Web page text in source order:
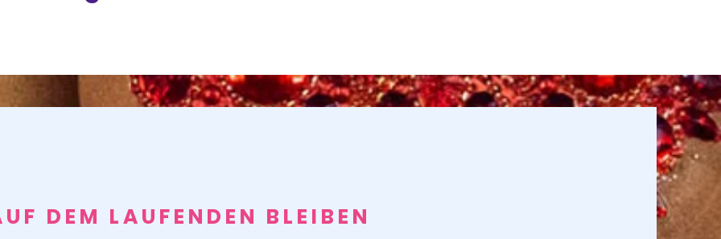
DEM LAUFENDEN BLEIBEN